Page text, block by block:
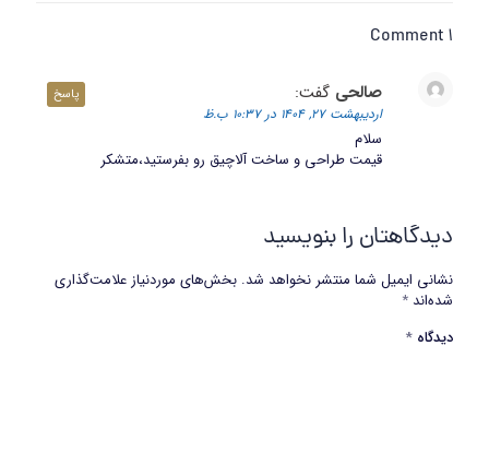
1 Comment
صالحی گفت:
اردیبهشت 27, 1404 در 10:37 ب.ظ
سلام
قیمت طراحی و ساخت آلاچیق رو بفرستید،متشکر
پاسخ
دیدگاهتان را بنویسید
نشانی ایمیل شما منتشر نخواهد شد. بخش‌های موردنیاز علامت‌گذاری
شده‌اند *
دیدگاه *